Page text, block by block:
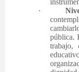
·
pública.
trabajo,